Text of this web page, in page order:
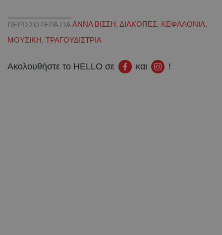
ΠΕΡΙΣΣΟΤΕΡΑ ΓΙΑ ΑΝΝΑ ΒΙΣΣΗ , ΔΙΑΚΟΠΕΣ, ΚΕΦΑΛΟΝΙΑ,
ΜΟΥΣΙΚΗ, ΤΡΑΓΟΥΔΙΣΤΡΙΑ
Ακολουθήστε το HELLO σε και !